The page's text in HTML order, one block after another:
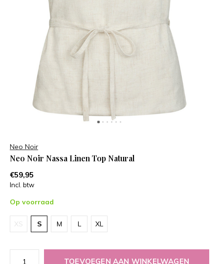
Neo Noir
Neo Noir Nassa Linen Top Natural
€59,95
Incl. btw
Op voorraad
XS S M L XL
TOEVOEGEN AAN WINKELWAGEN